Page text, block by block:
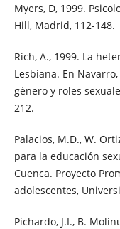
Myers, D, 1999.
Hill, Madrid, 112-148.
Rich, A., 1999. La
Lesbiana. En
género y roles
212.
Palacios, M.D., W.
para la educación
Cuenca. Proyecto
adolescentes,
Pichardo, J.I., B.